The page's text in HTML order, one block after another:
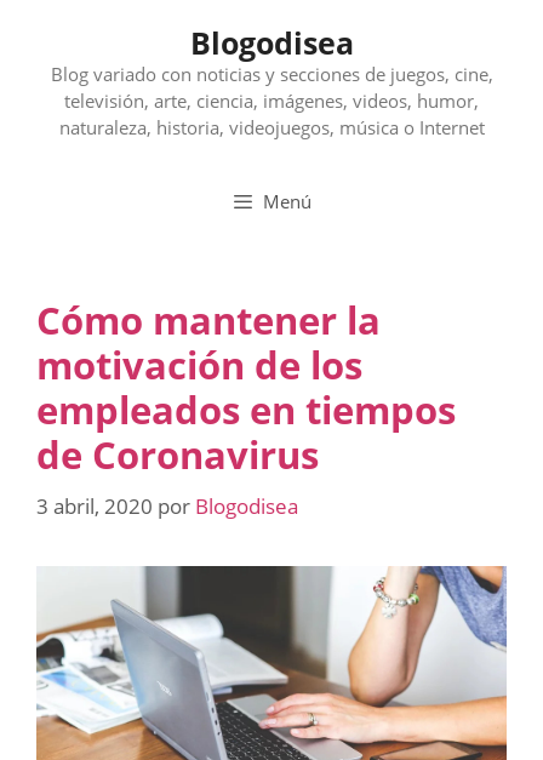
contenido
Blogodisea
Blog variado con noticias y secciones de juegos, cine,
televisión, arte, ciencia, imágenes, videos, humor,
naturaleza, historia, videojuegos, música o Internet
Menú
Cómo mantener la
motivación de los
empleados en tiempos
de Coronavirus
3 abril, 2020 por Blogodisea